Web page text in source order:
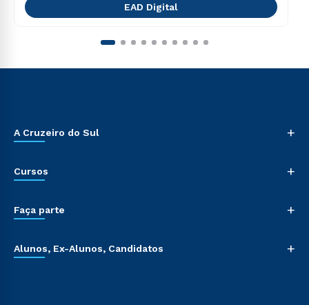
EAD Digital
A Cruzeiro do Sul +
Cursos +
Faça parte +
Alunos, Ex-Alunos, Candidatos +